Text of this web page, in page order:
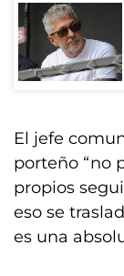
El jefe
porteño “no
propios
eso se
es una